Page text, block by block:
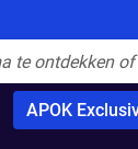
APOK